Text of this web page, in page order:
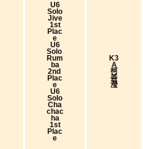
U6
Solo
Jive
1st
Plac
E
U6
Solo
Rum
Ba
2nd
Plac
E
U6
Solo
Cha
Chac
Ha
1st
Plac
E
K3
A
柯
善
瀅